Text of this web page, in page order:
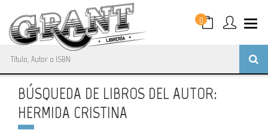
0
BÚSQUEDA DE LIBROS DEL AUTOR:
HERMIDA CRISTINA